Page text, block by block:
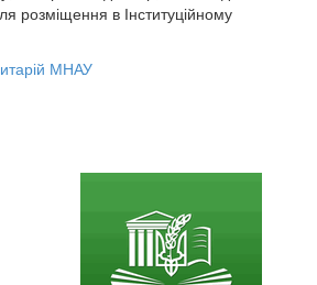
розміщення в Інституційному
МНАУ